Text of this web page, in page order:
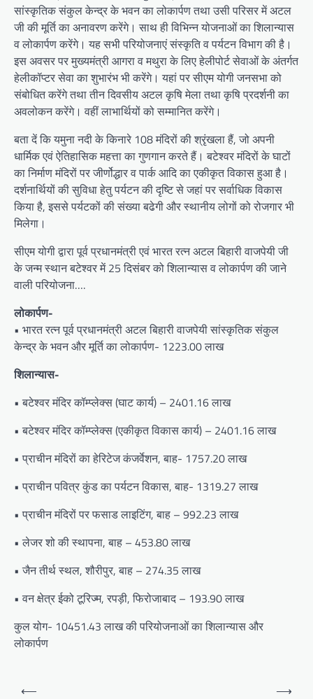
सांस्कृतिक संकुल केन्द्र के भवन का लोकार्पण तथा उसी परिसर में अटल
जी की मूर्ति का अनावरण करेंगे। साथ ही विभिन्न योजनाओं का शिलान्यास
व लोकार्पण करेंगे। यह सभी परियोजनाएं संस्कृति व पर्यटन विभाग की है।
इस अवसर पर मुख्यमंत्री आगरा व मथुरा के लिए हेलीपोर्ट सेवाओं के अंतर्गत
हेलीकॉप्टर सेवा का शुभारंभ भी करेंगे। यहां पर सीएम योगी जनसभा को
संबोधित करेंगे तथा तीन दिवसीय अटल कृषि मेला तथा कृषि प्रदर्शनी का
अवलोकन करेंगे। वहीं लाभार्थियों को सम्मानित करेंगे।
बता दें कि यमुना नदी के किनारे 108 मंदिरों की श्रृंखला हैं, जो अपनी
धार्मिक एवं ऐतिहासिक महत्ता का गुणगान करते हैं। बटेश्वर मंदिरों के घाटों
का निर्माण मंदिरों पर जीर्णोद्धार व पार्क आदि का एकीकृत विकास हुआ है।
दर्शनार्थियों की सुविधा हेतु पर्यटन की दृष्टि से जहां पर सर्वाधिक विकास
किया है, इससे पर्यटकों की संख्या बढेगी और स्थानीय लोगों को रोजगार भी
मिलेगा।
सीएम योगी द्वारा पूर्व प्रधानमंत्री एवं भारत रत्न अटल बिहारी वाजपेयी जी
के जन्म स्थान बटेश्वर में 25 दिसंबर को शिलान्यास व लोकार्पण की जाने
वाली परियोजना….
लोकार्पण-
• भारत रत्न पूर्व प्रधानमंत्री अटल बिहारी वाजपेयी सांस्कृतिक संकुल
केन्द्र के भवन और मूर्ति का लोकार्पण- 1223.00 लाख
शिलान्यास-
• बटेश्वर मंदिर कॉम्प्लेक्स (घाट कार्य) – 2401.16 लाख
• बटेश्वर मंदिर कॉम्प्लेक्स (एकीकृत विकास कार्य) – 2401.16 लाख
• प्राचीन मंदिरों का हेरिटेज कंजर्वेशन, बाह- 1757.20 लाख
• प्राचीन पवित्र कुंड का पर्यटन विकास, बाह- 1319.27 लाख
• प्राचीन मंदिरों पर फसाड लाइटिंग, बाह – 992.23 लाख
• लेजर शो की स्थापना, बाह – 453.80 लाख
• जैन तीर्थ स्थल, शौरीपुर, बाह – 274.35 लाख
• वन क्षेत्र ईको टूरिज्म, रपड़ी, फिरोजाबाद – 193.90 लाख
कुल योग- 10451.43 लाख की परियोजनाओं का शिलान्यास और
लोकार्पण
Post
⟵ ⟶